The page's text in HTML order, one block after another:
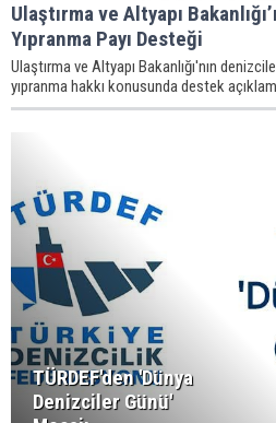
Ulaştırma ve Altyapı
Yıpranma Payı Desteği
Ulaştırma ve Altyapı Bakanlığı'nın
yıpranma hakkı konusunda destek
TÜRDEF'den 'Dünya
Denizciler Günü'